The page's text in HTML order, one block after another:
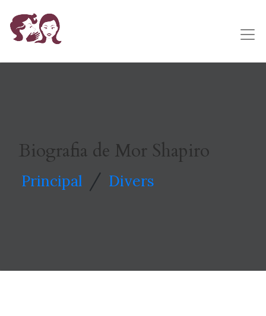
Biografia de Mor Shapiro
Principal / Divers